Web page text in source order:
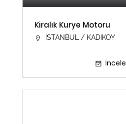
Kiralık Kurye Motoru
İSTANBUL / KADIKÖY
İncele